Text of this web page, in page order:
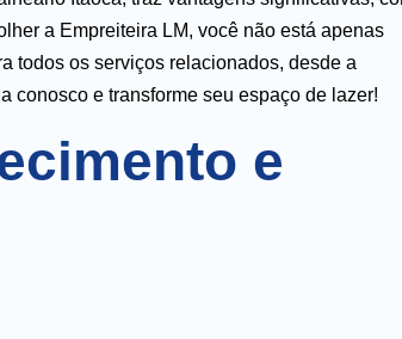
a Empreiteira LM, você não está apenas
todos os serviços relacionados, desde a
conosco e transforme seu espaço de lazer!
e